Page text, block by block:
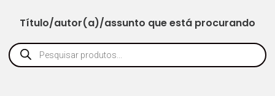
Título/autor(a)/assunto que está procurando